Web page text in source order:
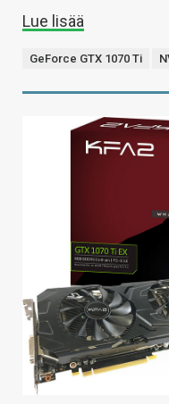
Lue lisää
GeForce GTX 1070 Ti